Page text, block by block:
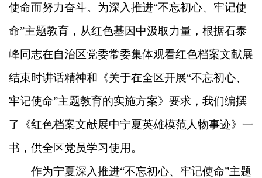
使命而努力奋斗。为深入推进“不忘初心、牢记使
命”主题教育，从红色基因中汲取力量，根据石泰
峰同志在自治区党委常委集体观看红色档案文献展
结束时讲话精神和《关于在全区开展“不忘初心、
牢记使命”主题教育的实施方案》要求，我们编撰
了《红色档案文献展中宁夏英雄模范人物事迹》一
书，供全区党员学习使用。
作为宁夏深入推进“不忘初心、牢记使命”主题